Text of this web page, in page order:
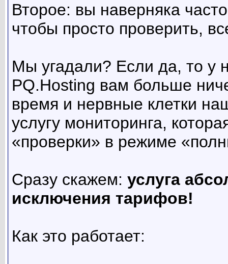
Второе: вы наверняка
чтобы просто проверить,
Мы угадали? Если да, то у
PQ.Hosting вам больше
время и нервные клетки
услугу мониторинга,
«проверки» в режиме
Сразу скажем: услуга
исключения тарифов!
Как это работает: